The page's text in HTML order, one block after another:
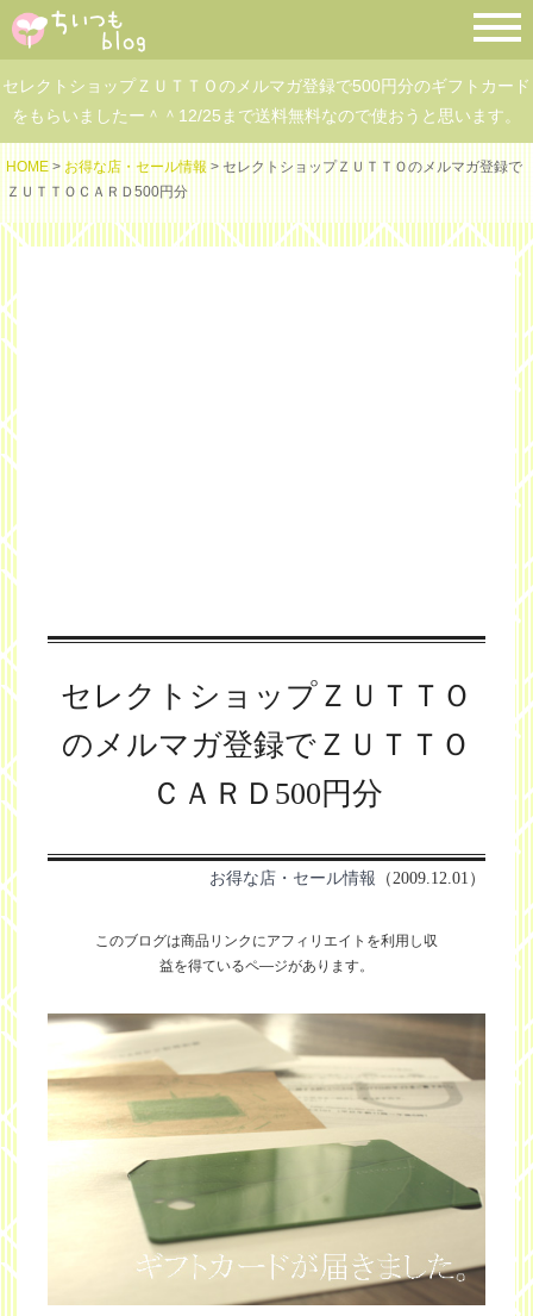
セレクトショップＺＵＴＴＯのメルマガ登録で500円分のギフトカード
をもらいましたー＾＾12/25まで送料無料なので使おうと思います。
HOME > お得な店・セール情報 > セレクトショップＺＵＴＴＯのメルマガ登録で
ＺＵＴＴＯＣＡＲＤ500円分
セレクトショップＺＵＴＴＯ
のメルマガ登録でＺＵＴＴＯ
ＣＡＲＤ500円分
お得な店・セール情報 （2009.12.01）
このブログは商品リンクにアフィリエイトを利用し収
益を得ているペ―ジがあります。